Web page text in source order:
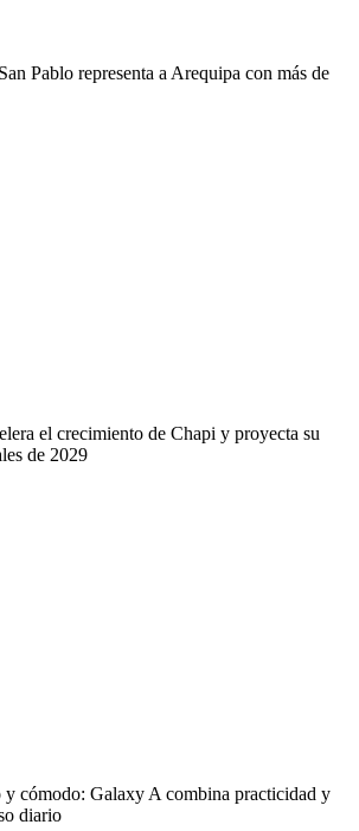
Pablo representa a Arequipa con más de
el crecimiento de Chapi y proyecta su
de 2029
y cómodo: Galaxy A combina practicidad y
diario